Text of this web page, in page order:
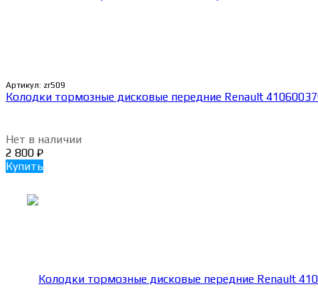
Артикул: zr509
Колодки тормозные дисковые передние Renault
Нет в наличии
2 800 ₽
Купить